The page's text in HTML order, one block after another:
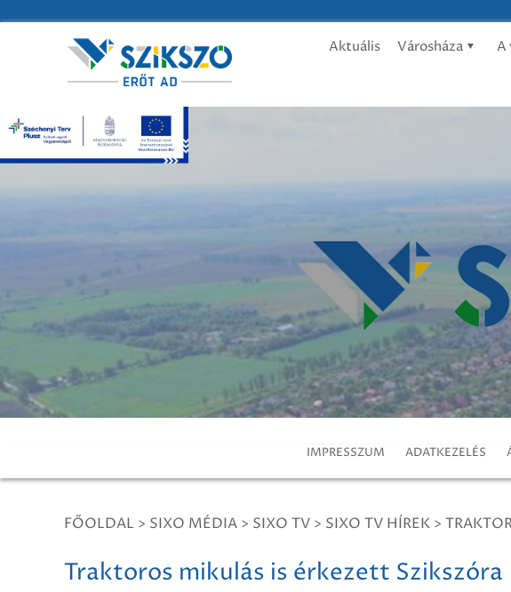
Aktuális Városháza A
IMPRESSZUM ADATKEZELÉS
FŐOLDAL > SIXO MÉDIA > SIXO TV > SIXO TV HÍREK >
Traktoros mikulás is érkezett Szikszóra